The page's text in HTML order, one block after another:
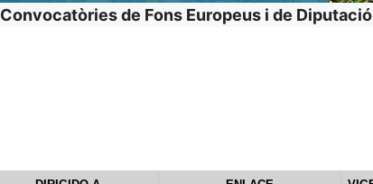
Convocatòries de Fons Europeus i de Diputació